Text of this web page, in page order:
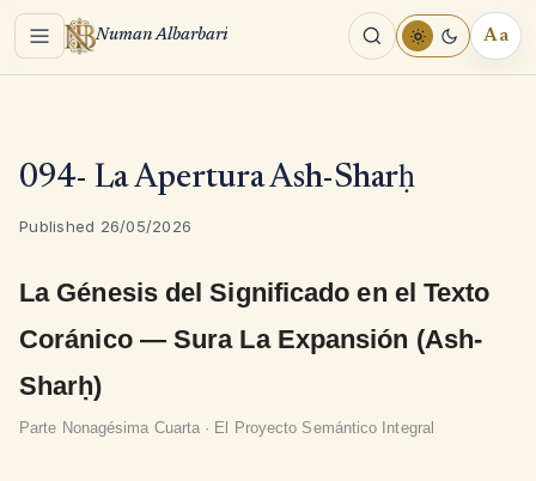
Menu Numan Albarbari Aa
094- La Apertura Ash-Sharḥ
Published 26/05/2026
La Génesis del Significado en el Texto
Coránico — Sura La Expansión (Ash-
Sharḥ)
Parte Nonagésima Cuarta · El Proyecto Semántico Integral